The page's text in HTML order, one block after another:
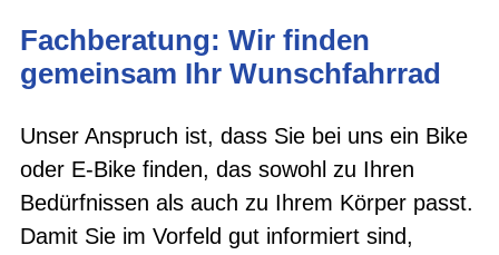
Fachberatung: Wir finden
gemeinsam Ihr Wunschfahrrad
Unser Anspruch ist, dass Sie bei uns ein Bike
oder E-Bike finden, das sowohl zu Ihren
Bedürfnissen als auch zu Ihrem Körper passt.
Damit Sie im Vorfeld gut informiert sind,